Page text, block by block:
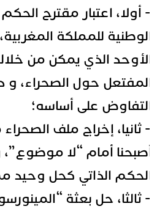
أولا، اعتبار مقترح
للمملكة المغربية،
الذي يمكن من خلاله
حول الصحراء، و
على أساسه؛
ثانيا، إخراج ملف الصحراء
أمام “لا موضوع”،
الذاتي كحل وحيد
ثالثا، حل بعثة